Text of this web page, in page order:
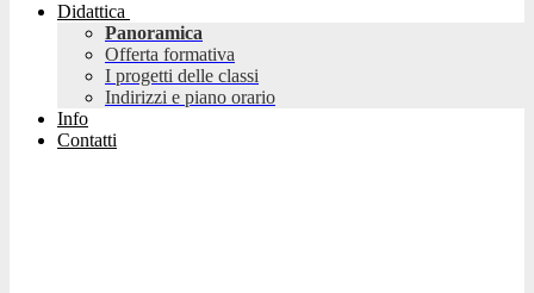
Didattica
Panoramica
Offerta formativa
I progetti delle classi
Indirizzi e piano orario
Info
Contatti